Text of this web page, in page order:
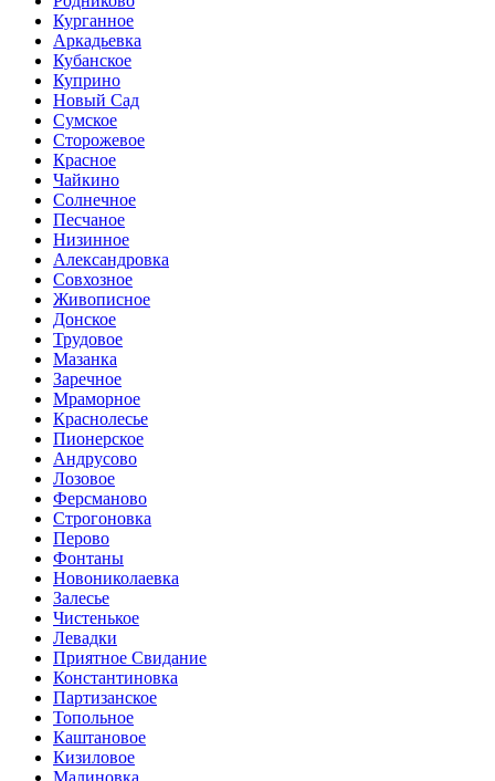
Курганное
Аркадьевка
Кубанское
Куприно
Новый Сад
Сумское
Сторожевое
Красное
Чайкино
Солнечное
Песчаное
Низинное
Александровка
Совхозное
Живописное
Донское
Трудовое
Мазанка
Заречное
Мраморное
Краснолесье
Пионерское
Андрусово
Лозовое
Ферсманово
Строгоновка
Перово
Фонтаны
Новониколаевка
Залесье
Чистенькое
Левадки
Приятное Свидание
Константиновка
Партизанское
Топольное
Каштановое
Кизиловое
Малиновка